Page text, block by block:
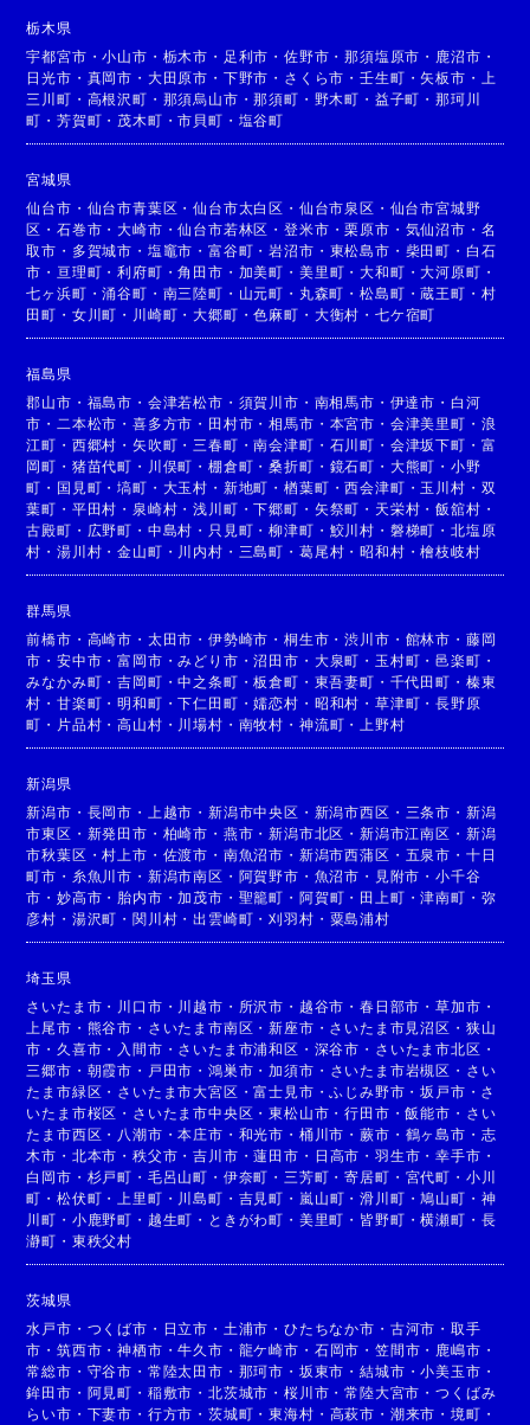
栃木県
宇都宮市 ・小山市 ・ 栃木市 ・ 足利市 ・佐野市 ・那須塩原市 ・ 鹿沼市 ・
日光市 ・ 真岡市 ・ 大田原市 ・ 下野市 ・ さくら市 ・壬生町 ・矢板市 ・
上
三川町 ・ 高根沢町 ・ 那須烏山市 ・那須町 ・ 野木町 ・ 益子町 ・那珂川
町 ・芳賀町 ・ 茂木町 ・市貝町 ・ 塩谷町
宮城県
仙台市 ・ 仙台市青葉区 ・仙台市太白区 ・ 仙台市泉区 ・ 仙台市宮城野
区 ・石巻市 ・大崎市 ・仙台市若林区 ・登米市 ・栗原市 ・ 気仙沼市 ・ 名
取市 ・ 多賀城市 ・ 塩竈市 ・富谷町 ・岩沼市 ・ 東松島市 ・ 柴田町 ・ 白石
市 ・ 亘理町 ・利府町 ・角田市 ・ 加美町 ・ 美里町 ・大和町 ・大河原町 ・
七ヶ浜町 ・涌谷町 ・ 南三陸町 ・ 山元町 ・ 丸森町 ・松島町 ・蔵王町 ・ 村
田町 ・ 女川町 ・ 川崎町 ・大郷町 ・色麻町 ・ 大衡村 ・ 七ケ宿町
福島県
郡山市 ・ 福島市 ・ 会津若松市 ・ 須賀川市 ・ 南相馬市 ・ 伊達市 ・ 白河
市 ・ 二本松市 ・喜多方市 ・ 田村市 ・相馬市 ・ 本宮市 ・ 会津美里町 ・ 浪
江町 ・ 西郷村 ・矢吹町 ・ 三春町 ・南会津町 ・ 石川町 ・ 会津坂下町 ・ 富
岡町 ・ 猪苗代町 ・ 川俣町 ・棚倉町 ・桑折町 ・ 鏡石町 ・ 大熊町 ・ 小野
町 ・ 国見町 ・塙町 ・ 大玉村 ・ 新地町 ・楢葉町 ・西会津町 ・ 玉川村 ・ 双
葉町 ・ 平田村 ・ 泉崎村 ・浅川町 ・下郷町 ・ 矢祭町 ・ 天栄村 ・飯舘村 ・
古殿町 ・ 広野町 ・ 中島村 ・ 只見町 ・柳津町 ・ 鮫川村 ・ 磐梯町 ・ 北塩原
村 ・湯川村 ・金山町 ・ 川内村 ・ 三島町 ・ 葛尾村 ・昭和村 ・檜枝岐村
群馬県
前橋市 ・ 高崎市 ・ 太田市 ・伊勢崎市 ・桐生市 ・渋川市 ・ 館林市 ・ 藤岡
市 ・安中市 ・富岡市 ・みどり市 ・沼田市 ・ 大泉町 ・ 玉村町 ・邑楽町 ・
みなかみ町 ・吉岡町 ・中之条町 ・板倉町 ・ 東吾妻町 ・ 千代田町 ・ 榛東
村 ・甘楽町 ・明和町 ・下仁田町 ・嬬恋村 ・ 昭和村 ・ 草津町 ・長野原
町 ・ 片品村 ・高山村 ・ 川場村 ・ 南牧村 ・ 神流町 ・ 上野村
新潟県
新潟市 ・ 長岡市 ・ 上越市 ・新潟市中央区 ・ 新潟市西区 ・ 三条市 ・ 新潟
市東区 ・ 新発田市 ・ 柏崎市 ・ 燕市 ・新潟市北区 ・新潟市江南区 ・ 新潟
市秋葉区 ・村上市 ・ 佐渡市 ・ 南魚沼市 ・ 新潟市西蒲区 ・ 五泉市 ・ 十日
町市 ・ 糸魚川市 ・ 新潟市南区 ・ 阿賀野市 ・ 魚沼市 ・ 見附市 ・小千谷
市 ・妙高市 ・ 胎内市 ・加茂市 ・ 聖籠町 ・ 阿賀町 ・ 田上町 ・津南町 ・ 弥
彦村 ・ 湯沢町 ・関川村 ・出雲崎町 ・刈羽村 ・ 粟島浦村
埼玉県
さいたま市 ・ 川口市 ・ 川越市 ・ 所沢市 ・ 越谷市 ・春日部市 ・草加市 ・
上尾市 ・ 熊谷市 ・ さいたま市南区 ・新座市 ・ さいたま市見沼区 ・ 狭山
市 ・ 久喜市 ・ 入間市 ・ さいたま市浦和区 ・ 深谷市 ・ さいたま市北区 ・
三郷市 ・ 朝霞市 ・ 戸田市 ・鴻巣市 ・加須市 ・ さいたま市岩槻区 ・ さい
たま市緑区 ・ さいたま市大宮区 ・富士見市 ・ふじみ野市 ・坂戸市 ・ さ
いたま市桜区 ・ さいたま市中央区 ・東松山市 ・行田市 ・飯能市 ・ さい
たま市西区 ・ 八潮市 ・本庄市 ・ 和光市 ・ 桶川市 ・蕨市 ・ 鶴ヶ島市 ・ 志
木市 ・ 北本市 ・秩父市 ・吉川市 ・蓮田市 ・ 日高市 ・ 羽生市 ・幸手市 ・
白岡市 ・ 杉戸町 ・ 毛呂山町 ・ 伊奈町 ・ 三芳町 ・寄居町 ・ 宮代町 ・ 小川
町 ・松伏町 ・ 上里町 ・ 川島町 ・ 吉見町 ・ 嵐山町 ・滑川町 ・鳩山町 ・ 神
川町 ・ 小鹿野町 ・ 越生町 ・ ときがわ町 ・ 美里町 ・ 皆野町 ・横瀬町 ・ 長
瀞町 ・ 東秩父村
茨城県
水戸市 ・ つくば市 ・ 日立市 ・ 土浦市 ・ひたちなか市 ・ 古河市 ・ 取手
市 ・筑西市 ・神栖市 ・牛久市 ・ 龍ケ崎市 ・ 石岡市 ・ 笠間市 ・ 鹿嶋市 ・
常総市 ・ 守谷市 ・ 常陸太田市 ・ 那珂市 ・ 坂東市 ・結城市 ・小美玉市 ・
鉾田市 ・ 阿見町 ・ 稲敷市 ・北茨城市 ・桜川市 ・常陸大宮市 ・つくばみ
らい市 ・ 下妻市 ・ 行方市 ・茨城町 ・東海村 ・ 高萩市 ・ 潮来市 ・ 境町 ・